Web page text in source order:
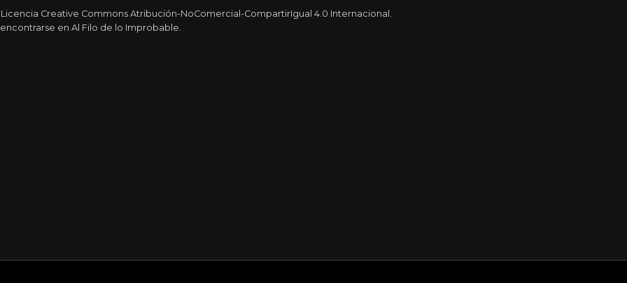
Creative Commons Atribución-NoComercial-CompartirIgual 4.0 Internacional.
en Al Filo de lo Improbable.